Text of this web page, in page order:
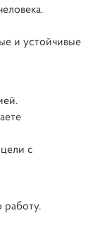
и устойчивые
с